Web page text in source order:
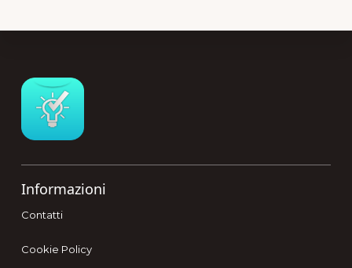
Informazioni
Contatti
Cookie Policy